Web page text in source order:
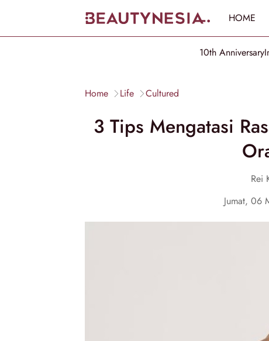
HOME
10th Anniversary
Home Life Cultured
3 Tips Mengatasi
Rei
Jumat, 06